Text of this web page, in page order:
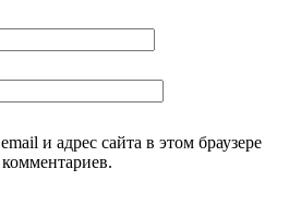
и адрес сайта в этом браузере